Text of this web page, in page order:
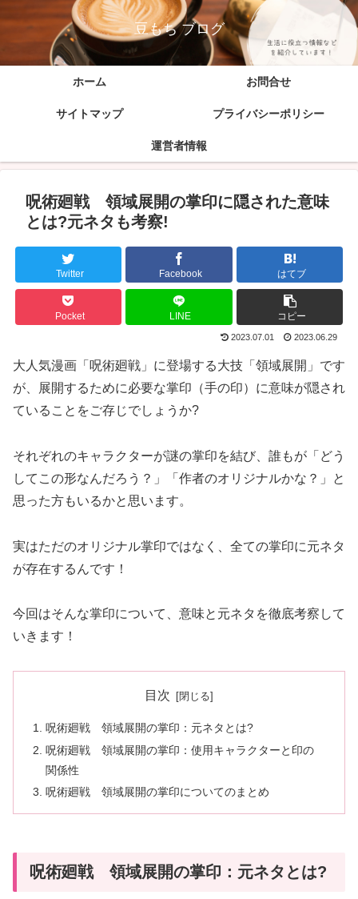
豆もち ブログ
ホーム お問合せ
サイトマップ プライバシーポリシー
運営者情報
呪術廻戦 領域展開の掌印に隠された意味
とは?元ネタも考察!
Twitter Facebook はてブ
Pocket LINE コピー
2023.07.01 2023.06.29
大人気漫画「呪術廻戦」に登場する大技「領域展開」です
が、展開するために必要な掌印（手の印）に意味が隠され
ていることをご存じでしょうか?
それぞれのキャラクターが謎の掌印を結び、誰もが「どう
してこの形なんだろう？」「作者のオリジナルかな？」と
思った方もいるかと思います。
実はただのオリジナル掌印ではなく、全ての掌印に元ネタ
が存在するんです！
今回はそんな掌印について、意味と元ネタを徹底考察して
いきます！
目次
呪術廻戦 領域展開の掌印：元ネタとは?
呪術廻戦 領域展開の掌印：使用キャラクターと印の
関係性
呪術廻戦 領域展開の掌印についてのまとめ
呪術廻戦 領域展開の掌印：元ネタとは?